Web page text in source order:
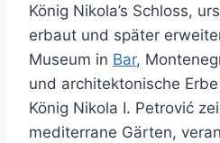
König Nikola’s Schloss,
erbaut und später
Museum in Bar,
und architektonische
König Nikola I. Petrović
mediterrane Gärten,